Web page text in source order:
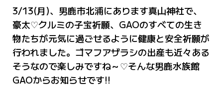
3/13(月)、男鹿市北浦にあります真山神社で、
豪太♡クルミの子宝祈願、GAOのすべての生き
物たちが元気に過ごせるように健康と安全祈願が
行われました。ゴマフアザラシの出産も近々ある
そうなので楽しみですね～♡そんな男鹿水族館
GAOからお知らせです!!